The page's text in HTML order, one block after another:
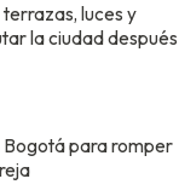
luces y
la ciudad después
Bogotá para romper